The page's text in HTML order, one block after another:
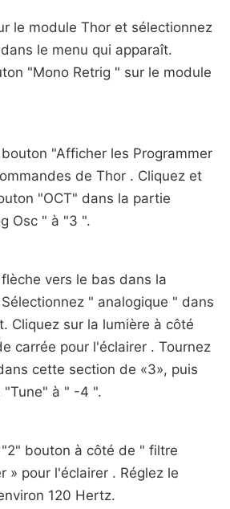
le module Thor et sélectionnez
le menu qui apparaît.
"Mono Retrig " sur le module
"Afficher les Programmer
de Thor . Cliquez et
"OCT" dans la partie
Osc " à "3 ".
vers le bas dans la
" analogique " dans
Cliquez sur la lumière à côté
carrée pour l'éclairer . Tournez
cette section de «3», puis
"Tune" à " -4 ".
bouton à côté de " filtre
» pour l'éclairer . Réglez le
120 Hertz.